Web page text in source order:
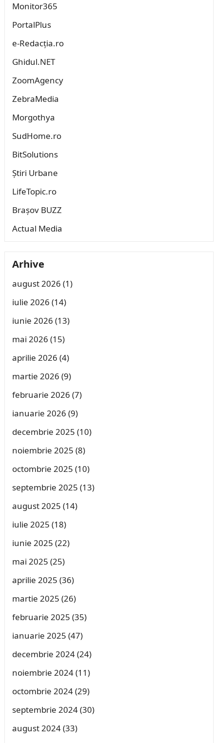
Monitor365
PortalPlus
e-Redacția.ro
Ghidul.NET
ZoomAgency
ZebraMedia
Morgothya
SudHome.ro
BitSolutions
Știri Urbane
LifeTopic.ro
Brașov BUZZ
Actual Media
Arhive
august 2026 (1)
iulie 2026 (14)
iunie 2026 (13)
mai 2026 (15)
aprilie 2026 (4)
martie 2026 (9)
februarie 2026 (7)
ianuarie 2026 (9)
decembrie 2025 (10)
noiembrie 2025 (8)
octombrie 2025 (10)
septembrie 2025 (13)
august 2025 (14)
iulie 2025 (18)
iunie 2025 (22)
mai 2025 (25)
aprilie 2025 (36)
martie 2025 (26)
februarie 2025 (35)
ianuarie 2025 (47)
decembrie 2024(24)
noiembrie 2024(11)
octombrie 2024(29)
septembrie 2024(30)
august 2024(33)